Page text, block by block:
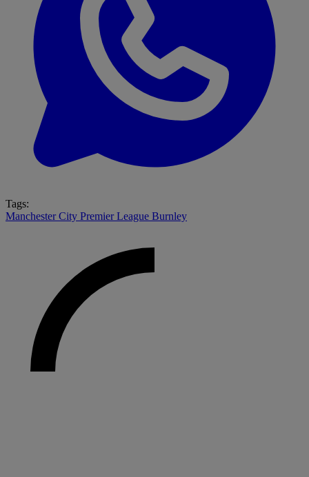
Tags:
Manchester City Premier League Burnley